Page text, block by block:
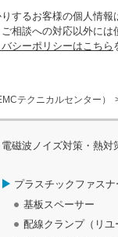
するお客様の個人情
相談への対応以外には
シーポリシーはこちら
テクニカルセンター）
磁波ノイズ対策・熱
プラスチックファス
基板スペーサー
配線クランプ（リ